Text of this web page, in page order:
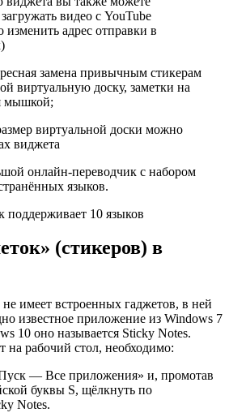
видео с YouTube
изменить адрес отправки в
замена привычным стикерам
виртуальную доску, заметки на
мышкой;
виртуальной доски можно
виджета
онлайн-переводчик с набором
языков.
поддерживает 10 языков
(стикеров) в
имеет встроенных гаджетов, в ней
известное приложение из Windows 7
10 оно называется Sticky Notes.
на рабочий стол, необходимо:
— Все приложения» и, промотав
буквы S, щёлкнуть по
Notes.